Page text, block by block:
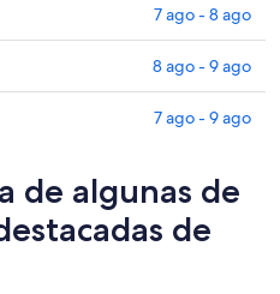
7 ago - 8 ago
8 ago - 9 ago
7 ago - 9 ago
de algunas de
de